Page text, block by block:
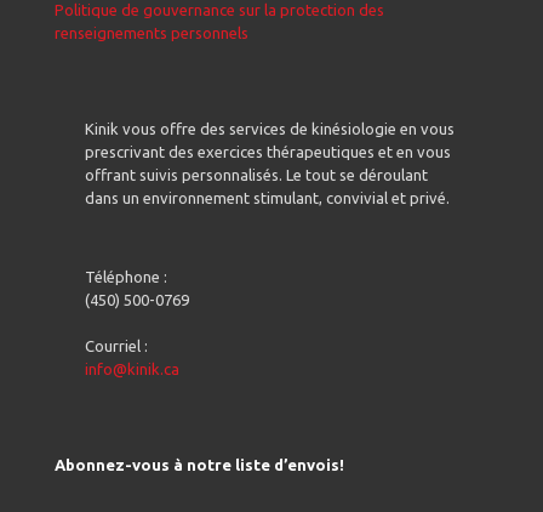
Politique de gouvernance sur la protection des
renseignements personnels
Kinik vous offre des services de kinésiologie en vous
prescrivant des exercices thérapeutiques et en vous
offrant suivis personnalisés. Le tout se déroulant
dans un environnement stimulant, convivial et privé.
Téléphone :
(450) 500-0769
Courriel :
info@kinik.ca
Abonnez-vous à notre liste d’envois!